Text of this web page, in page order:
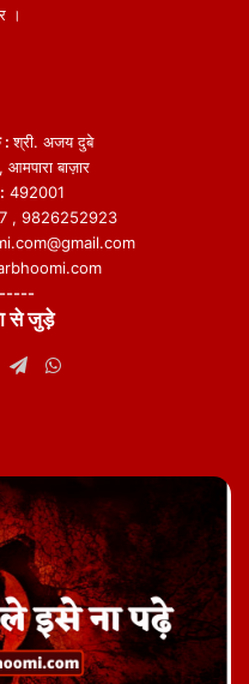
।
:श्री. अजय दुबे
बाज़ार
492001
, 9826252923
से जुड़े
WhatsApp